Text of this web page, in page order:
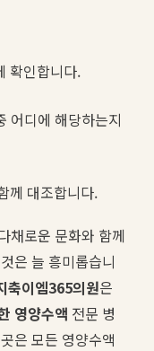
확인합니다.
어디에 해당하는지
께 대조합니다.
채로운 문화와 함께
은 늘 흥미롭습니
축이엠365의원은
영양수액 전문 병
은 모든 영양수액